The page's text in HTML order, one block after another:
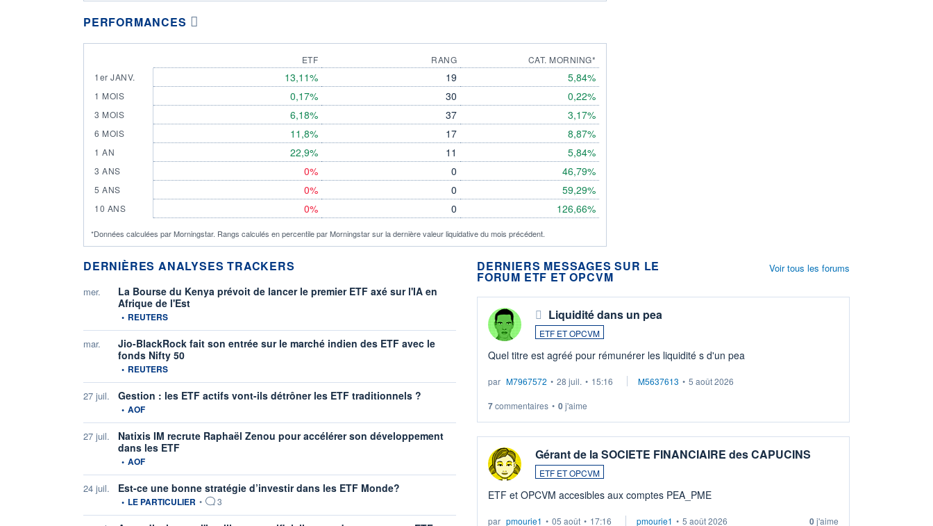
PERFORMANCES
1er JANV.
1 MOIS
3 MOIS
6 MOIS
1 AN
3 ANS
5 ANS
10 ANS
ETF
13,11%
0,17%
6,18%
11,8%
22,9%
0%
0%
0%
RANG
19
30
37
17
11
0
0
0
CAT. MORNING*
5,84%
0,22%
3,17%
8,87%
5,84%
46,79%
59,29%
126,66%
*Données calculées par Morningstar. Rangs calculés en percentile par Morningstar sur la dernière valeur liquidative du mois précédent.
DERNIÈRES ANALYSES TRACKERS
mer.
La Bourse du Kenya prévoit de lancer le premier ETF axé sur l'IA en
Afrique de l'Est
information fournie par
• REUTERS
mar.
Jio-BlackRock fait son entrée sur le marché indien des ETF avec le
fonds Nifty 50
information fournie par
• REUTERS
27 juil. Gestion : les ETF actifs vont-ils détrôner les ETF traditionnels ?
information fournie par
• AOF
27 juil.
Natixis IM recrute Raphaël Zenou pour accélérer son développement
dans les ETF
information fournie par
• AOF
24 juil. Est-ce une bonne stratégie d’investir dans les ETF Monde?
information fournie par
• LE PARTICULIER • 3
DERNIERS MESSAGES SUR LE
FORUM ETF ET OPCVM
Liquidité dans un pea
ETF ET OPCVM
Quel titre est agréé pour rémunérer les liquidité s d'un pea
par M7967572 • 28 juil. • 15:16 M5637613 • 5 août 2026
7commentaires • 0j'aime
Gérant de la SOCIETE FINANCIAIRE des CAPUCINS
ETF ET OPCVM
ETF et OPCVM accesibles aux comptes PEA_PME
par pmourie1 • 05 août • 17:16 pmourie1 • 5 août 2026 0j'aime
Voir tous les forums